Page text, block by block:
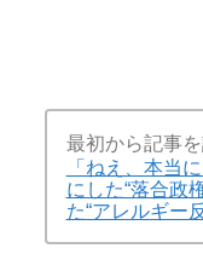
最初から記事
「ねえ、本当
にした“落合政
た“アレルギー